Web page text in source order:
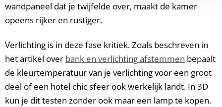
wandpaneel dat je twijfelde over, maakt de kamer
opeens rijker en rustiger.
Verlichting is in deze fase kritiek. Zoals beschreven in
het artikel over bank en verlichting afstemmen bepaalt
de kleurtemperatuur van je verlichting voor een groot
deel of een hotel chic sfeer ook werkelijk landt. In 3D
kun je dit testen zonder ook maar een lamp te kopen.